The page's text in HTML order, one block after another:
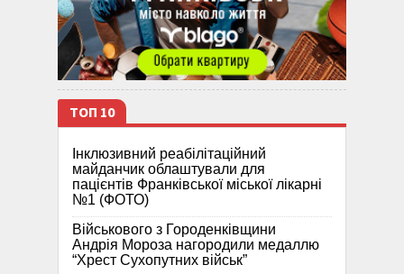
ТОП 10
Інклюзивний реабілітаційний
майданчик облаштували для
пацієнтів Франківської міської лікарні
№1 (ФОТО)
Військового з Городенківщини
Андрія Мороза нагородили медаллю
“Хрест Сухопутних військ”